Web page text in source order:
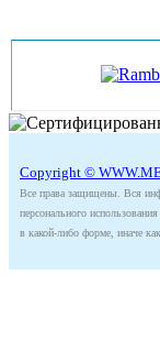
Copyright ©
Все права защищены. Вся
персонального
в какой-либо форме, иначе